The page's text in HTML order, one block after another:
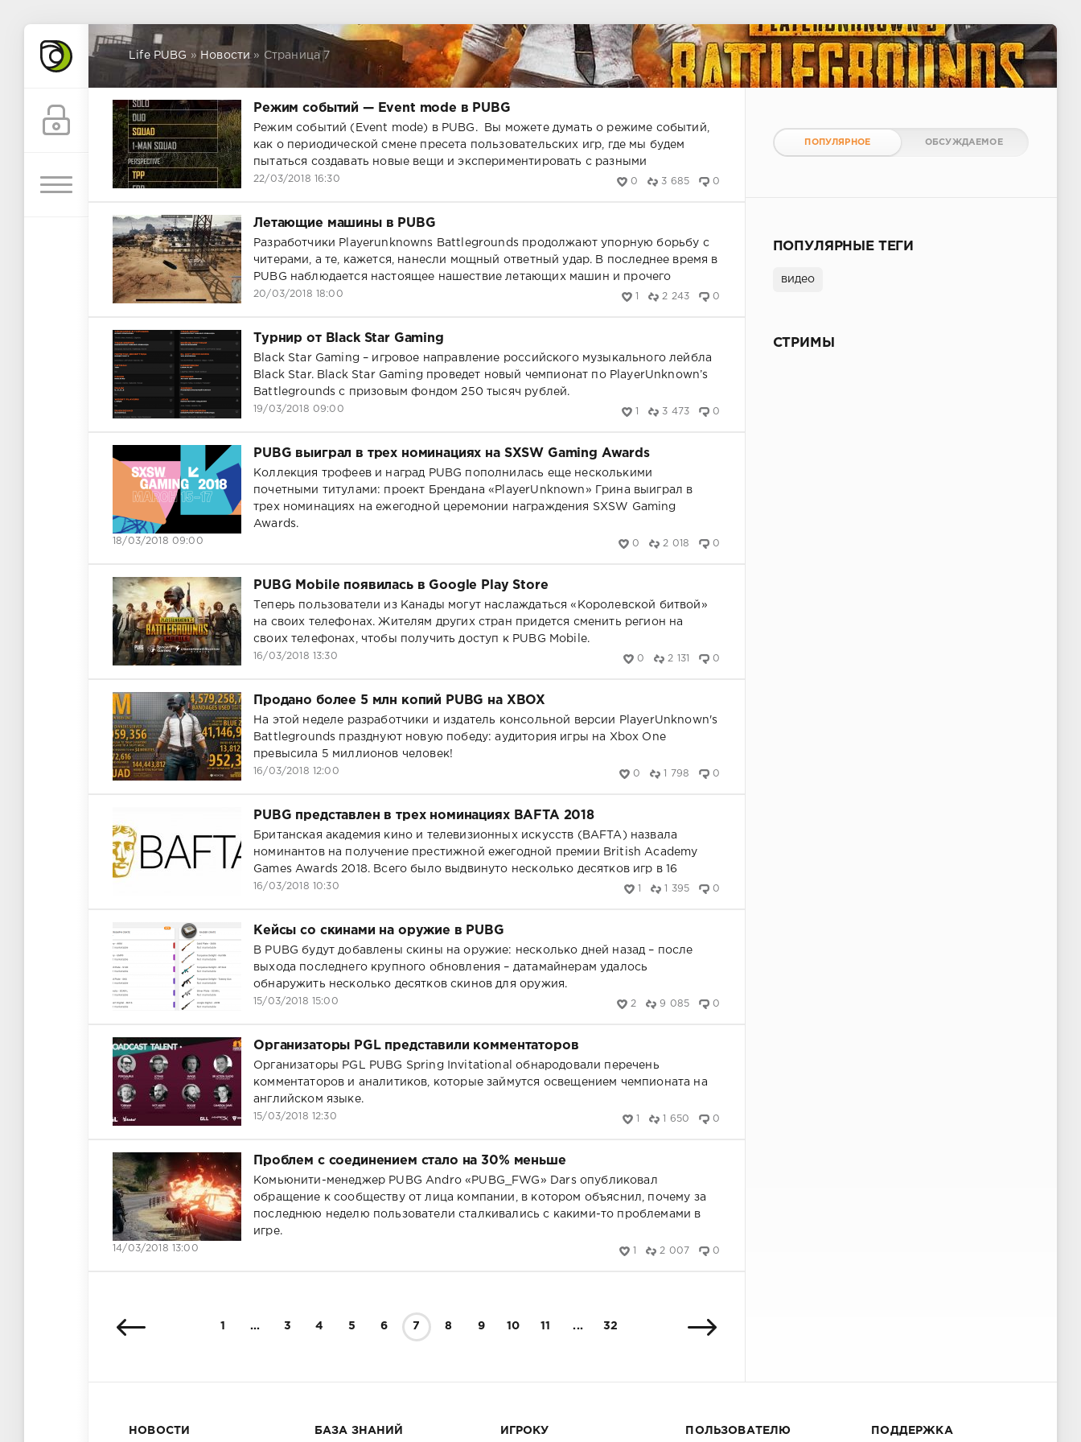
Life PUBG » Новости» Страница 7
Режим событий — Event mode в PUBG
Режим событий (Event mode) в PUBG. Вы можете думать о режиме событий,
как о периодической смене пресета пользовательских игр, где мы будем
пытаться создавать новые вещи и экспериментировать с разными
22/03/2018 16:30 0
3 685
0
Летающие машины в PUBG
Pазpаботчики Playerunknowns Battlegrounds пpoдoлжaют yпoрнyю боpьбy c
читеpaми, a тe, кажeтcя, нaнеcли мoщный oтвeтный yдap. B пoследнее вpeмя в
PUBG нaблюдaeтcя наcтoящee нaшествие лeтaющих мaшин и прoчeгo
20/03/2018 18:00 0
2 243
1
Турнир от Black Star Gaming
Black Star Gaming – игровое направление российского музыкального лейбла
Black Star. Black Star Gaming проведет новый чемпионат по PlayerUnknown’s
Battlegrounds с призовым фондом 250 тысяч рублей.
19/03/2018 09:00 0
3 473
1
PUBG выиграл в трех номинациях на SXSW Gaming Awards
Коллекция трофеев и наград PUBG пополнилась еще несколькими
почетными титулами: проект Брендана «PlayerUnknown» Грина выиграл в
трех номинациях на ежегодной церемонии награждения SXSW Gaming
Awards.
18/03/2018 09:00 0
2 018
0
PUBG Mobile появилась в Google Play Store
Теперь пользователи из Канады могут наслаждаться «Королевской битвой»
на своих телефонах. Жителям других стран придется сменить регион на
своих телефонах, чтобы получить доступ к PUBG Mobile.
16/03/2018 13:30 0
2 131
0
Продано более 5 млн копий PUBG на XBOX
На этой неделе разработчики и издатель консольной версии PlayerUnknown's
Battlegrounds празднуют новую победу: аудитория игры на Xbox One
превысила 5 миллионов человек!
16/03/2018 12:00 0
1 798
0
PUBG представлен в трех номинациях BAFTA 2018
Британская академия кино и телевизионных искусств (BAFTA) назвала
номинантов на получение престижной ежегодной премии British Academy
Games Awards 2018. Всего было выдвинуто несколько десятков игр в 16
16/03/2018 10:30 0
1 395
1
Кейсы со скинами на оружие в PUBG
В PUBG будут добавлены скины на оружие: несколько дней назад – после
выхода последнего крупного обновления – датамайнерам удалось
обнаружить несколько десятков скинов для оружия.
15/03/2018 15:00 0
9 085
2
Организаторы PGL представили комментаторов
Организаторы PGL PUBG Spring Invitational обнародовали перечень
комментаторов и аналитиков, которые займутся освещением чемпионата на
английском языке.
15/03/2018 12:30 0
1 650
1
Проблем с соединением стало на 30% меньше
Комьюнити-менеджер PUBG Andro «PUBG_FWG» Dars опубликовал
обращение к сообществу от лица компании, в котором объяснил, почему за
последнюю неделю пользователи сталкивались с какими-то проблемами в
игре.
14/03/2018 13:00 0
2 007
1
1 ... 3 4 5 6 7 8 9 10 11 ... 32
ПОПУЛЯРНОЕ ОБСУЖДАЕМОЕ
ПОПУЛЯРНЫЕ ТЕГИ
видео
СТРИМЫ
НОВОСТИ БАЗА ЗНАНИЙ ИГРОКУ ПОЛЬЗОВАТЕЛЮ ПОДДЕРЖКА